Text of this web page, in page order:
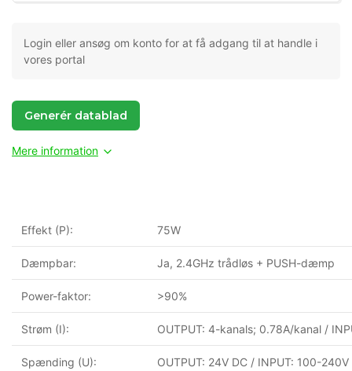
Login eller ansøg om konto for at få adgang til at handle i
vores portal
Generér datablad
Mere information
Effekt (P): 75W
Dæmpbar: Ja, 2.4GHz trådløs + PUSH-dæmp
Power-faktor: >90%
Strøm (I): OUTPUT: 4-kanals; 0.78A/kanal /
Spænding (U): OUTPUT: 24V DC / INPUT: 100-